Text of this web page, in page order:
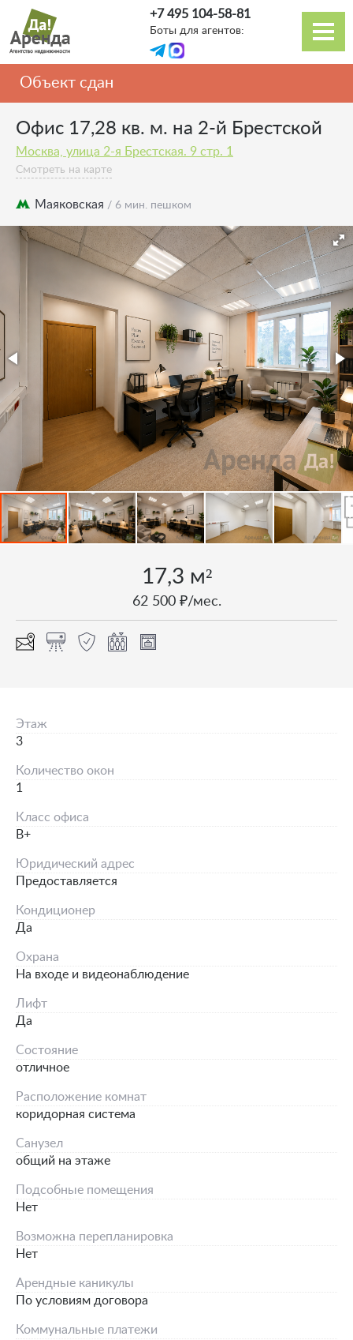
Перейти
основному
содержанию
Основная
навигация
+7 495 104-58-81
Боты для агентов:
Объект сдан
Офис 17,28 кв. м. на 2-й Брестской
Москва, улица 2-я Брестская. 9 стр. 1
Смотреть на карте
Маяковская / 6 мин. пешком
17,3 м²
62 500 ₽/мес.
Этаж
3
Количество окон
1
Класс офиса
B+
Юридический адрес
Предоставляется
Кондиционер
Да
Охрана
На входе и видеонаблюдение
Лифт
Да
Состояние
отличное
Расположение комнат
коридорная система
Санузел
общий на этаже
Подсобные помещения
Нет
Возможна перепланировка
Нет
Арендные каникулы
По условиям договора
Коммунальные платежи